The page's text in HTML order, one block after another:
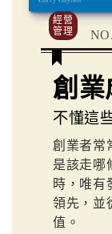
經營
管理
NO.
創
不懂這
創業者常
是該走哪
時，唯有
領先，並
值。